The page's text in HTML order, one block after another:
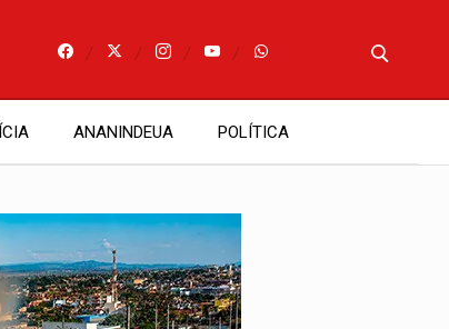
ANANINDEUA POLÍTICA